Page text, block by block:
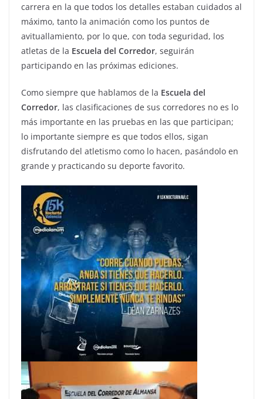
carrera en la que todos los detalles estaban cuidados al
máximo, tanto la animación como los puntos de
avituallamiento, por lo que, con toda seguridad, los
atletas de la Escuela del Corredor, seguirán
participando en las próximas ediciones.
Como siempre que hablamos de la Escuela del
Corredor, las clasificaciones de sus corredores no es lo
más importante en las pruebas en las que participan;
lo importante siempre es que todos ellos, sigan
disfrutando del atletismo como lo hacen, pasándolo en
grande y practicando su deporte favorito.